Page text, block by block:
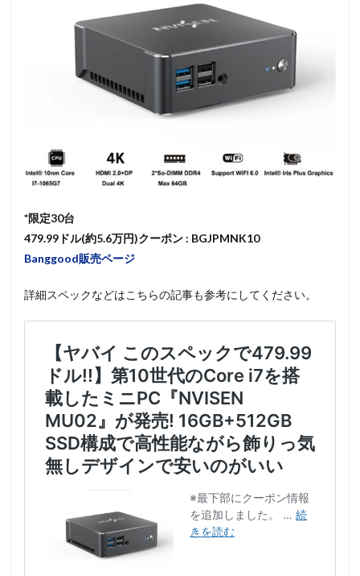
*限定30台
479.99ドル(約5.6万円)クーポン : BGJPMNK10
Banggood販売ページ
詳細スペックなどはこちらの記事も参考にしてください。